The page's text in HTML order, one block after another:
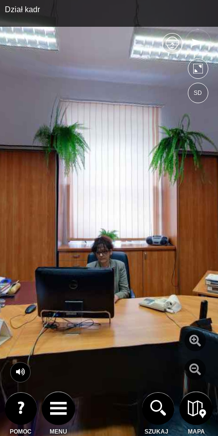
https://1lozamosc.wkraj.pl
Dział kadr
MENU MAPA
POMOC
SD
SZUKAJ